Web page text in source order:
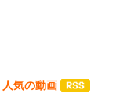
人気の動画